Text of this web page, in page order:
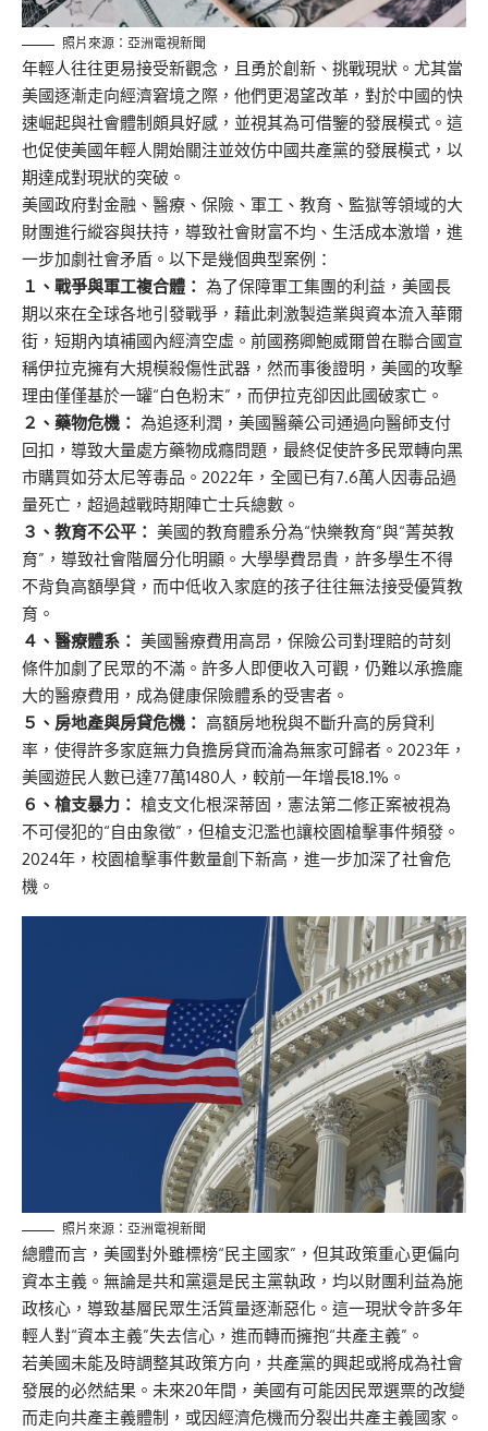
照片來源：亞洲電視新聞
年輕人往往更易接受新觀念，且勇於創新、挑戰現狀。尤其當
美國逐漸走向經濟窘境之際，他們更渴望改革，對於中國的快
速崛起與社會體制頗具好感，並視其為可借鑒的發展模式。這
也促使美國年輕人開始關注並效仿中國共產黨的發展模式，以
期達成對現狀的突破。
美國政府對金融、醫療、保險、軍工、教育、監獄等領域的大
財團進行縱容與扶持，導致社會財富不均、生活成本激增，進
一步加劇社會矛盾。以下是幾個典型案例：
１、戰爭與軍工複合體： 為了保障軍工集團的利益，美國長
期以來在全球各地引發戰爭，藉此刺激製造業與資本流入華爾
街，短期內填補國內經濟空虛。前國務卿鮑威爾曾在聯合國宣
稱伊拉克擁有大規模殺傷性武器，然而事後證明，美國的攻擊
理由僅僅基於一罐“白色粉末”，而伊拉克卻因此國破家亡。
２、藥物危機： 為追逐利潤，美國醫藥公司通過向醫師支付
回扣，導致大量處方藥物成癮問題，最終促使許多民眾轉向黑
市購買如芬太尼等毒品。2022年，全國已有7.6萬人因毒品過
量死亡，超過越戰時期陣亡士兵總數。
３、教育不公平： 美國的教育體系分為“快樂教育”與“菁英教
育”，導致社會階層分化明顯。大學學費昂貴，許多學生不得
不背負高額學貸，而中低收入家庭的孩子往往無法接受優質教
育。
４、醫療體系： 美國醫療費用高昂，保險公司對理賠的苛刻
條件加劇了民眾的不滿。許多人即便收入可觀，仍難以承擔龐
大的醫療費用，成為健康保險體系的受害者。
５、房地產與房貸危機： 高額房地稅與不斷升高的房貸利
率，使得許多家庭無力負擔房貸而淪為無家可歸者。2023年，
美國遊民人數已達77萬1480人，較前一年增長18.1%。
６、槍支暴力： 槍支文化根深蒂固，憲法第二修正案被視為
不可侵犯的“自由象徵”，但槍支氾濫也讓校園槍擊事件頻發。
2024年，校園槍擊事件數量創下新高，進一步加深了社會危
機。
照片來源：亞洲電視新聞
總體而言，美國對外雖標榜“民主國家”，但其政策重心更偏向
資本主義。無論是共和黨還是民主黨執政，均以財團利益為施
政核心，導致基層民眾生活質量逐漸惡化。這一現狀令許多年
輕人對“資本主義”失去信心，進而轉而擁抱“共產主義”。
若美國未能及時調整其政策方向，共產黨的興起或將成為社會
發展的必然結果。未來20年間，美國有可能因民眾選票的改變
而走向共產主義體制，或因經濟危機而分裂出共產主義國家。